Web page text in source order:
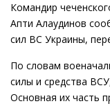
Командир
Апти Алаудинов
сил ВС Украины,
По словам
силы и средства
Основная их часть